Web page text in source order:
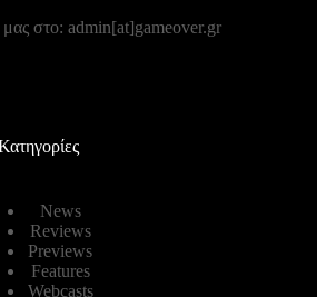
μας στο: admin[at]gameover.gr
News
Reviews
Previews
Features
Webcasts